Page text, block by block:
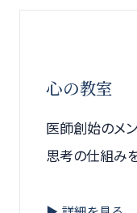
心の教室
医師創始のメ
思考の仕組み